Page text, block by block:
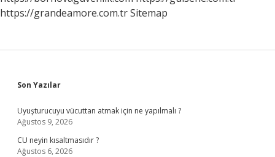
https://grandeamore.com.trSitemap
Sidebar
Son Yazılar
Uyuşturucuyu vücuttan atmak için ne yapılmalı ?
Ağustos 9, 2026
CU neyin kısaltmasıdır ?
Ağustos 6, 2026